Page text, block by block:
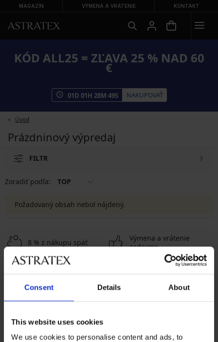
Consent Details About
This website uses cookies
We use cookies to personalise content and ads, to
MAGAZÍN VÝMENA A VRÁTENIE KONTAKT
KÓD ALL25 = ZĽAVA 25 % NAD 60
€
01D 01H 28M 49S NAKUPOVAŤ
Úvod
Prázdninový výpredaj
FILTR
Zoradiť podľa: TOP
Požadovaný obsah nebol nájdený.
8 % z nákupu späť
Výmena a vrátenie
zadarmo
Výhodné poštovné
Chytrý sprievodca